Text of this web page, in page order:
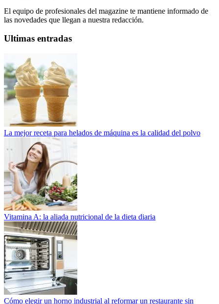
El equipo de profesionales del magazine te mantiene informado de
las novedades que llegan a nuestra redacción.
Ultimas entradas
La mejor receta para helados de máquina es la calidad del polvo
Vitamina A: la aliada nutricional de la dieta diaria
Cómo elegir un horno industrial al reformar un restaurante sin